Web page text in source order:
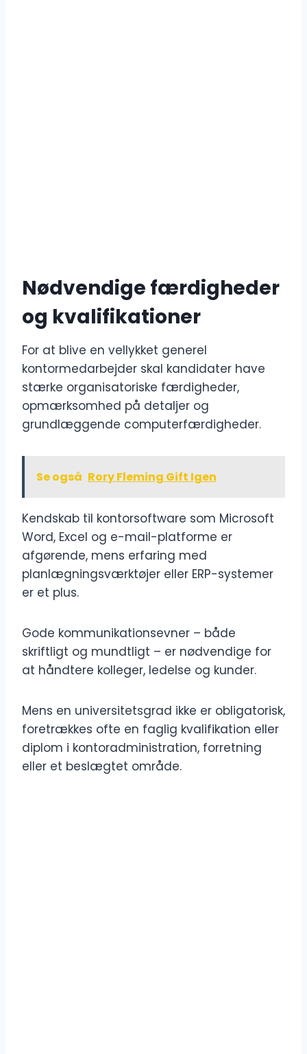
Nødvendige færdigheder
og kvalifikationer
For at blive en vellykket generel
kontormedarbejder skal kandidater have
stærke organisatoriske færdigheder,
opmærksomhed på detaljer og
grundlæggende computerfærdigheder.
Se også Rory Fleming Gift Igen
Kendskab til kontorsoftware som Microsoft
Word, Excel og e-mail-platforme er
afgørende, mens erfaring med
planlægningsværktøjer eller ERP-systemer
er et plus.
Gode ​​kommunikationsevner – både
skriftligt og mundtligt – er nødvendige for
at håndtere kolleger, ledelse og kunder.
Mens en universitetsgrad ikke er obligatorisk,
foretrækkes ofte en faglig kvalifikation eller
diplom i kontoradministration, forretning
eller et beslægtet område.